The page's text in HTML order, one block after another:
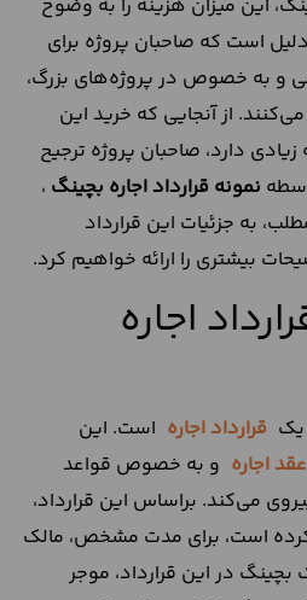
این میزان هزینه را به وضوح
است که صاحبان پروژه برای
و به خصوص در پروژه‌های بزرگ،
از آنجایی که خرید این
دارد، صاحبان پروژه ترجیح
نمونه قرارداد اجاره بچینگ ،
به جزئیات این قرارداد
بیشتری را ارائه خواهیم کرد.
اجاره
یک قرارداد اجاره است. این
عقد اجاره و به خصوص قواعد
می‌کند. براساس این قرارداد،
است، برای مدت مشخص، مالک
در این قرارداد، موجر